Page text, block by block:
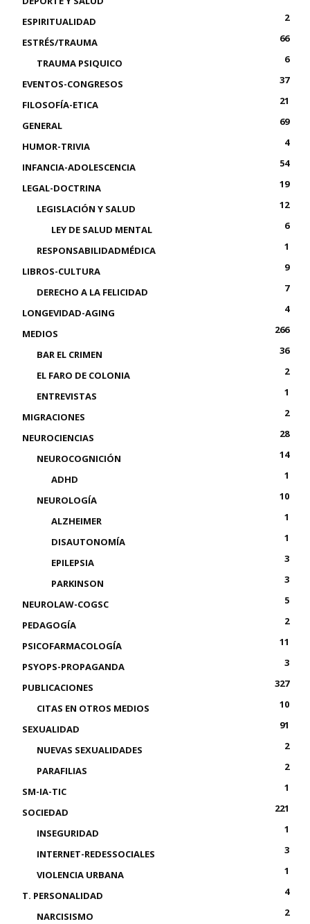
ESPIRITUALIDAD
2
ESTRÉS/TRAUMA
66
TRAUMA PSIQUICO
6
EVENTOS-CONGRESOS
37
FILOSOFÍA-ETICA
21
GENERAL
69
HUMOR-TRIVIA
4
INFANCIA-ADOLESCENCIA
54
LEGAL-DOCTRINA
19
LEGISLACIÓN Y SALUD
12
LEY DE SALUD MENTAL
6
RESPONSABILIDADMÉDICA
1
LIBROS-CULTURA
9
DERECHO A LA FELICIDAD
7
LONGEVIDAD-AGING
4
MEDIOS
266
BAR EL CRIMEN
36
EL FARO DE COLONIA
2
ENTREVISTAS
1
MIGRACIONES
2
NEUROCIENCIAS
28
NEUROCOGNICIÓN
14
ADHD
1
NEUROLOGÍA
10
ALZHEIMER
1
DISAUTONOMÍA
1
EPILEPSIA
3
PARKINSON
3
NEUROLAW-COGSC
5
PEDAGOGÍA
2
PSICOFARMACOLOGÍA
11
PSYOPS-PROPAGANDA
3
PUBLICACIONES
327
CITAS EN OTROS MEDIOS
10
SEXUALIDAD
91
NUEVAS SEXUALIDADES
2
PARAFILIAS
2
SM-IA-TIC
1
SOCIEDAD
221
INSEGURIDAD
1
INTERNET-REDESSOCIALES
3
VIOLENCIA URBANA
1
T. PERSONALIDAD
4
NARCISISMO
2